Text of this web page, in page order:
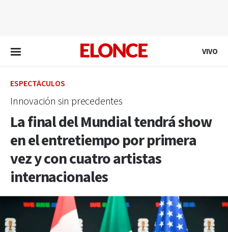
VIVO
ESPECTÁCULOS
Innovación sin precedentes
La final del Mundial tendrá show
en el entretiempo por primera
vez y con cuatro artistas
internacionales